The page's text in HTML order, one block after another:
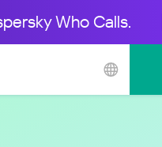
Who Calls.
Ásia e
Australia
India